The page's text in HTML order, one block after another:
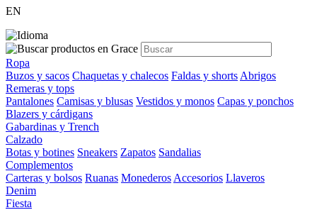
EN
Ropa
Buzos y sacos Chaquetas y chalecos Faldas y shorts Abrigos
Remeras y tops
Pantalones Camisas y blusas Vestidos y monos Capas y ponchos
Blazers y cárdigans
Gabardinas y Trench
Calzado
Botas y botines Sneakers Zapatos Sandalias
Complementos
Carteras y bolsos Ruanas Monederos Accesorios Llaveros
Denim
Fiesta